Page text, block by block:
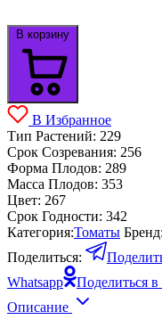
В корзину
В Избранное
Тип Растений: 229
Срок Созревания: 256
Форма Плодов: 289
Масса Плодов: 353
Цвет: 267
Срок Годности: 342
Категория:Томаты Бренд:
Поделиться:
Whatsapp
Поделиться
Описание